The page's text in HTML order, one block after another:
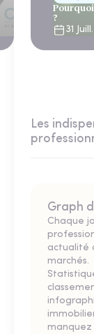
?
31
Les
Graph
Chaque
actualité
marchés.
manquez